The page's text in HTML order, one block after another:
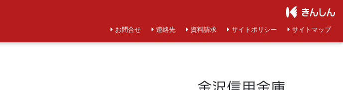
お問合せ 連絡先 資料請求 サイトポリシー サイトマップ